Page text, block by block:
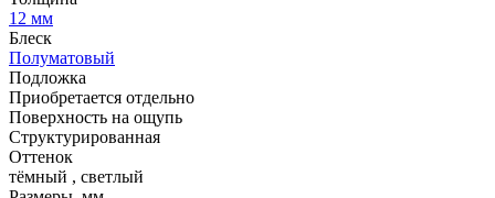
12 мм
Блеск
Полуматовый
Подложка
Приобретается отдельно
Поверхность на ощупь
Структурированная
Оттенок
тёмный , светлый